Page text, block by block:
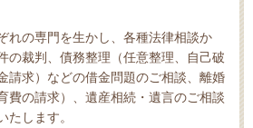
れの専門を生かし、各種法律相談か
の裁判、債務整理（任意整理、自己破
請求）などの借金問題のご相談、離婚
費の請求）、遺産相続・遺言のご相談
たします。